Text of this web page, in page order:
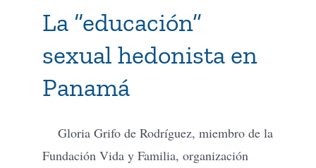
La “educación”
sexual hedonista en
Panamá
Gloria Grifo de Rodríguez, miembro de la
Fundación Vida y Familia, organización